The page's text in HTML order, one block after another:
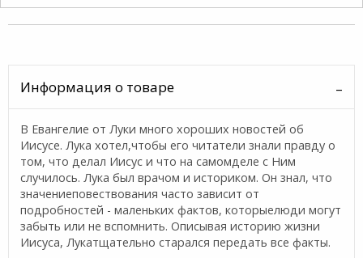
Информация о товаре
В Евангелие от Луки много хороших новостей об
Иисусе. Лука хотел,чтобы его читатели знали правду о
том, что делал Иисус и что на самомделе с Ним
случилось. Лука был врачом и историком. Он знал, что
значениеповествования часто зависит от
подробностей - маленьких фактов, которыелюди могут
забыть или не вспомнить. Описывая историю жизни
Иисуса, Лукатщательно старался передать все факты.